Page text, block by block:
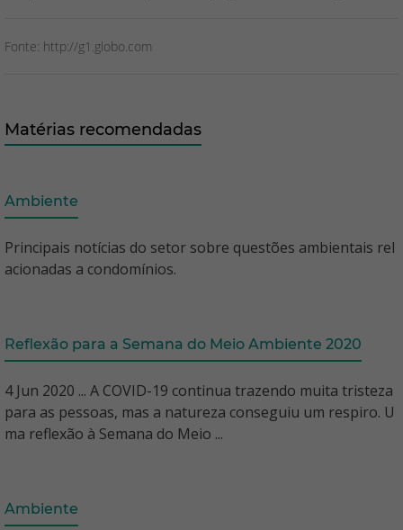
Fonte: http://g1.globo.com
Matérias recomendadas
Ambiente
Principais notícias do setor sobre questões ambientais rel
acionadas a condomínios.
Reflexão para a Semana do Meio Ambiente 2020
4 Jun 2020 ... A COVID-19 continua trazendo muita tristeza
para as pessoas, mas a natureza conseguiu um respiro. U
ma reflexão à Semana do Meio ...
Ambiente